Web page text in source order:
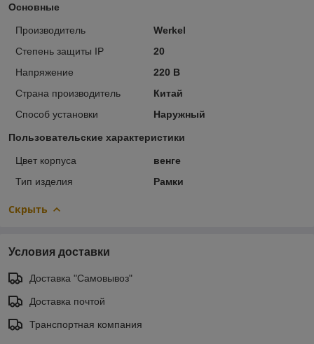
Основные
Производитель
Werkel
Степень защиты IP
20
Напряжение
220 В
Страна производитель
Китай
Способ установки
Наружный
Пользовательские характеристики
Цвет корпуса
венге
Тип изделия
Рамки
Скрыть
Условия доставки
Доставка "Самовывоз"
Доставка почтой
Транспортная компания